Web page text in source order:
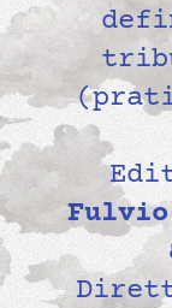
Fulvio